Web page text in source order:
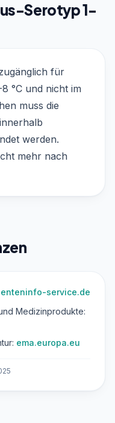
Serotyp 1-
für
°C und nicht im
muss die
werden.
mehr nach
service.de
Medizinprodukte:
ema.europa.eu